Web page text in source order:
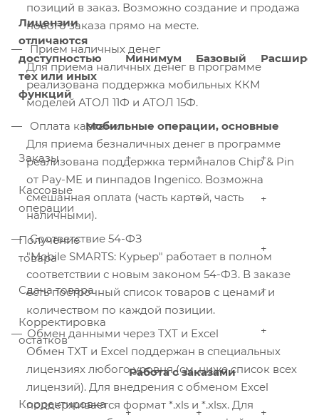
позиций в заказ. Возможно создание и продажа
нового заказа прямо на месте.
Прием наличных денег
Для приема наличных денег в программе
реализована поддержка мобильных ККМ
моделей АТОЛ 11Ф и АТОЛ 15Ф.
Оплата картами
Для приема безналичных денег в программе
реализована поддержка терминалов Chip & Pin
от Pay-ME и пинпадов Ingenico. Возможна
смешанная оплата (часть картой, часть
наличными).
Соответствие 54-ФЗ
"Mobile SMARTS: Курьер" работает в полном
соответствии с новым законом 54-ФЗ. В заказе
есть построчный список товаров с ценами и
количеством по каждой позиции.
Обмен данными через TXT и Excel
Обмен TXT и Excel поддержан в специальных
лицензиях любого уровня (см. ниже список всех
лицензий). Для внедрения с обменом Excel
поддерживается формат *.xls и *.xlsx. Для
Лицензии
отличаются
доступностью
тех или иных
функций
Минимум Базовый
Мобильные операции, основные
Заказы + + +
Кассовые
операции
+ +
Получение
товара
+
Сдача товара +
Корректировка
остатков
+
Работа с заказами
Корректировка
+ + +